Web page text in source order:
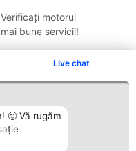
Live chat
🙂 Vă rugăm
motorul
bune servicii!